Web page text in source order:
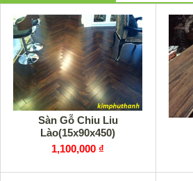
Sàn Gỗ Chiu Liu
Lào(15x90x450)
1,100,000 ₫